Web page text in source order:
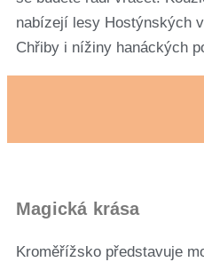
nabízejí lesy Hostýnských
Chřiby i nížiny hanáckých
Magická krása
Kroměřížsko představuje